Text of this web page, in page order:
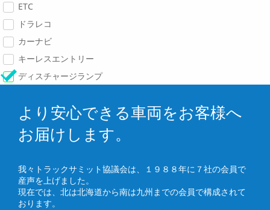
ETC
ドラレコ
カーナビ
キーレスエントリー
ディスチャージランプ
より安心できる車両をお客様へ
お届けします。
我々トラックサミット協議会は、１９８８年に７社の会員で
産声を上げました。
現在では、北は北海道から南は九州までの会員で構成されて
おります。